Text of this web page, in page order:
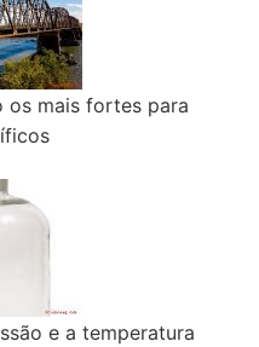
os mais fortes para
e a temperatura